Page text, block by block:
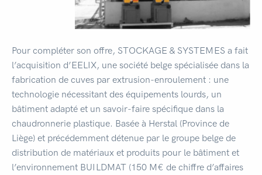
Pour compléter son offre, STOCKAGE & SYSTEMES a fait
l’acquisition d’EELIX, une société belge spécialisée dans la
fabrication de cuves par extrusion-enroulement : une
technologie nécessitant des équipements lourds, un
bâtiment adapté et un savoir-faire spécifique dans la
chaudronnerie plastique. Basée à Herstal (Province de
Liège) et précédemment détenue par le groupe belge de
distribution de matériaux et produits pour le bâtiment et
l’environnement BUILDMAT (150 M€ de chiffre d’affaires